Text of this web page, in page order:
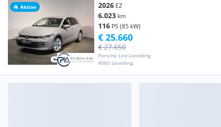
Aktion 2026 EZ
6.023 km
116 PS (85 kW)
Porsche Linz-Leonding
4060 Leonding
€ 27.650
€ 25.660